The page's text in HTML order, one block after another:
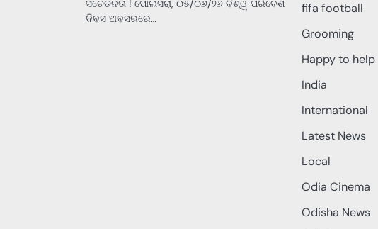
ସଚେତନତା ! ପୋଲସରା, ୦୫/୦୬/୨୬ ବିଶ୍ୱ ପରିବେଶ
ଦିବସ ଅବସରରେ…
fifa football
Grooming
Happy to help
India
International
Latest News
Local
Odia Cinema
Odisha News